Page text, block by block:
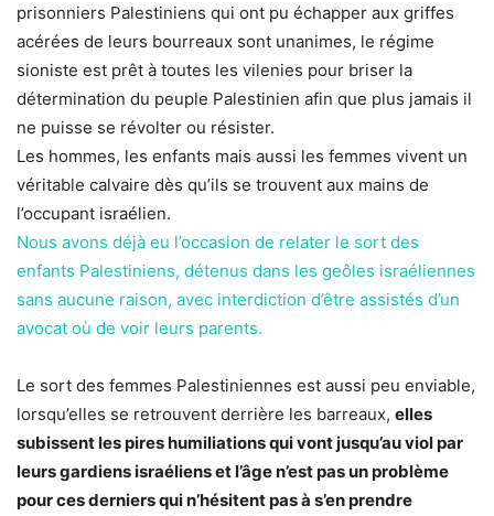
prisonniers Palestiniens qui ont pu échapper aux griffes
acérées de leurs bourreaux sont unanimes, le régime
sioniste est prêt à toutes les vilenies pour briser la
détermination du peuple Palestinien afin que plus jamais il
ne puisse se révolter ou résister.
Les hommes, les enfants mais aussi les femmes vivent un
véritable calvaire dès qu’ils se trouvent aux mains de
l’occupant israélien.
Nous avons déjà eu l’occasion de relater le sort des
enfants Palestiniens, détenus dans les geôles israéliennes
sans aucune raison, avec interdiction d’être assistés d’un
avocat où de voir leurs parents.
Le sort des femmes Palestiniennes est aussi peu enviable,
lorsqu’elles se retrouvent derrière les barreaux, elles
subissent les pires humiliations qui vont jusqu’au viol par
leurs gardiens israéliens et l’âge n’est pas un problème
pour ces derniers qui n’hésitent pas à s’en prendre